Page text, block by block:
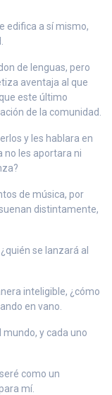
edifica a sí mismo,
de lenguas, pero
aventaja al que
este último
de la comunidad.
y les hablara en
no les aportara ni
de música, por
distintamente,
se lanzará al
inteligible, ¿cómo
en vano.
mundo, y cada uno
como un
mí.